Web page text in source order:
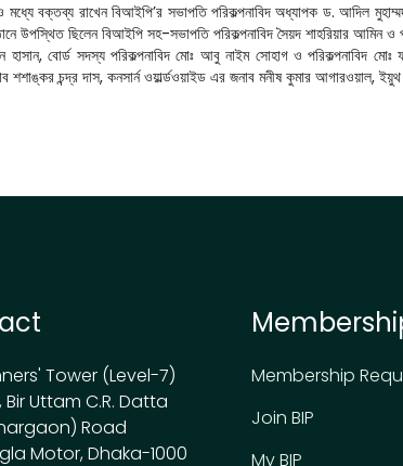
মধ্যে বক্তব্য রাখেন বিআইপি’র সভাপতি পরিকল্পনাবিদ অধ্যাপক ড. আদিল
উপস্থিত ছিলেন বিআইপি সহ-সভাপতি পরিকল্পনাবিদ সৈয়দ শাহরিয়ার আমিন
হাসান, বোর্ড সদস্য পরিকল্পনাবিদ মোঃ আবু নাইম সোহাগ ও পরিকল্পনাবিদ মোঃ
শশাঙ্কর চন্দ্র দাস, কনসার্ন ওয়ার্ল্ডওয়াইড এর জনাব মনীষ কুমার
Tower (Level-7)
Bir Uttam C.R. Datta
Road
Motor, Dhaka-1000
Membership
Join BIP
My BIP